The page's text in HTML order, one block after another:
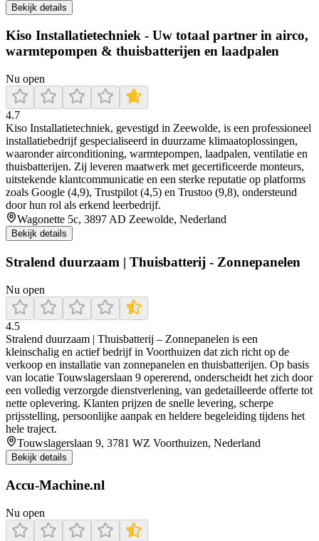
Bekijk details
Kiso Installatietechniek - Uw totaal partner in airco,
warmtepompen & thuisbatterijen en laadpalen
Nu open
4.7
Kiso Installatietechniek, gevestigd in Zeewolde, is een professioneel
installatiebedrijf gespecialiseerd in duurzame klimaatoplossingen,
waaronder airconditioning, warmtepompen, laadpalen, ventilatie en
thuisbatterijen. Zij leveren maatwerk met gecertificeerde monteurs,
uitstekende klantcommunicatie en een sterke reputatie op platforms
zoals Google (4,9), Trustpilot (4,5) en Trustoo (9,8), ondersteund
door hun rol als erkend leerbedrijf.
Wagonette 5c, 3897 AD Zeewolde, Nederland
Bekijk details
Stralend duurzaam | Thuisbatterij - Zonnepanelen
Nu open
4.5
Stralend duurzaam | Thuisbatterij – Zonnepanelen is een
kleinschalig en actief bedrijf in Voorthuizen dat zich richt op de
verkoop en installatie van zonnepanelen en thuisbatterijen. Op basis
van locatie Touwslagerslaan 9 opererend, onderscheidt het zich door
een volledig verzorgde dienstverlening, van gedetailleerde offerte tot
nette oplevering. Klanten prijzen de snelle levering, scherpe
prijsstelling, persoonlijke aanpak en heldere begeleiding tijdens het
hele traject.
Touwslagerslaan 9, 3781 WZ Voorthuizen, Nederland
Bekijk details
Accu-Machine.nl
Nu open